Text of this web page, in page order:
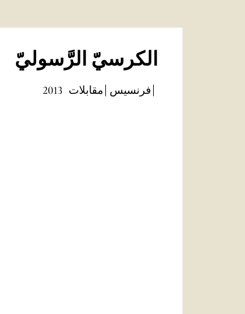
الكرسيّ الرَّسوليّ
فرنسيس مقابلات 2013